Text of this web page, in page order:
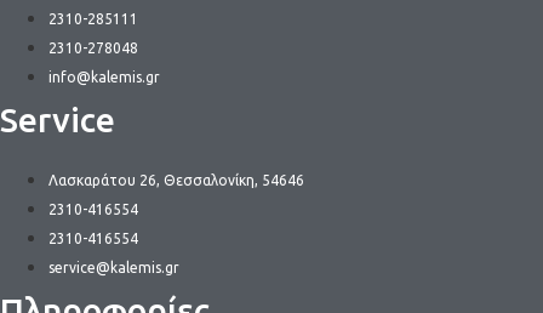
2310-285111
2310-278048
info@kalemis.gr
Service
Λασκαράτου 26, Θεσσαλονίκη, 54646
2310-416554
2310-416554
service@kalemis.gr